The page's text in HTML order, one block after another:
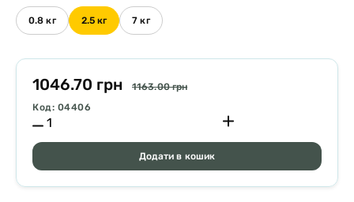
0.8 кг 2.5 кг 7 кг
1046.70 грн
1163.00 грн
Код: 04406
Додати в кошик